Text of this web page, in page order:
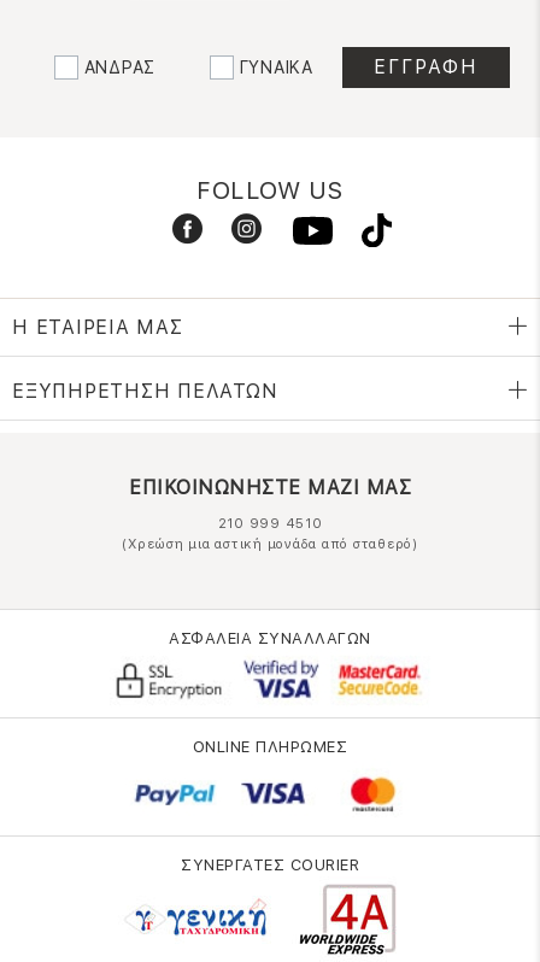
ΑΝΔΡΑΣ ΓΥΝΑΙΚΑ
FOLLOW US
Η ΕΤΑΙΡΕΙΑ ΜΑΣ
ΕΞΥΠΗΡΕΤΗΣΗ ΠΕΛΑΤΩΝ
ΕΠΙΚΟΙΝΩΝΗΣΤΕ ΜΑΖΙ ΜΑΣ
210 999 4510
(Χρεώση μια αστική μονάδα από σταθερό)
ΑΣΦΑΛΕΙΑ ΣΥΝΑΛΛΑΓΩΝ
ONLINE ΠΛΗΡΩΜΕΣ
ΣΥΝΕΡΓΑΤΕΣ COURIER